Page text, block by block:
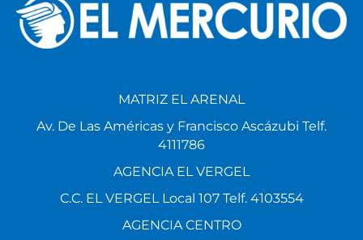
MATRIZ EL ARENAL
Av. De Las Américas y Francisco Ascázubi Telf.
4111786
AGENCIA EL VERGEL
C.C. EL VERGEL Local 107 Telf. 4103554
AGENCIA CENTRO